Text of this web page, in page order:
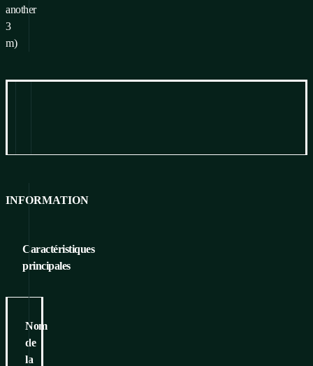
another
3
m)
INFORMATION
Caractéristiques
principales
Nom
de
la